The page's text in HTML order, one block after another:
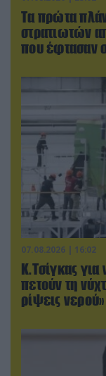
Τα πρώτα
στρατιωτών
που έφτασαν
07.08.2026 | 16:02
Κ.Τσίγκας
πετούν τη
ρίψεις νερού»